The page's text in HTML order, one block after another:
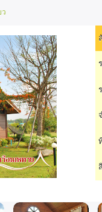
ว